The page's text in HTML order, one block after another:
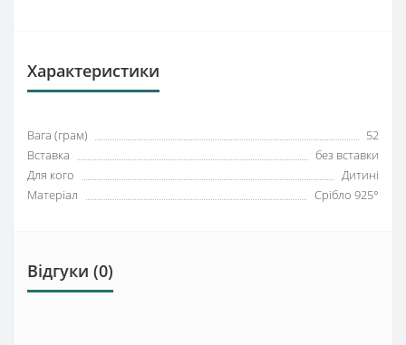
Характеристики
Вага (грам)
52
Вставка
без вставки
Для кого
Дитині
Матеріал
Срібло 925°
Відгуки (0)